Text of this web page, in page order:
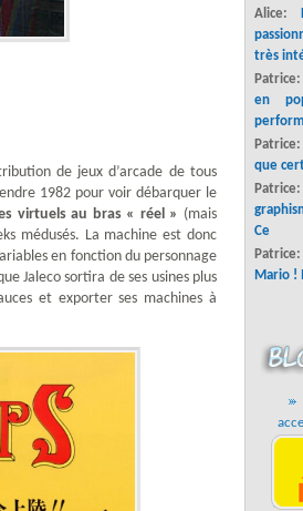
de jeux d’arcade de tous
1982 pour voir débarquer le
virtuels au bras « réel » (mais
médusés. La machine est donc
en fonction du personnage
Jaleco sortira de ses usines plus
et exporter ses machines à
Alice:
très
en
que
Ce
Mario !